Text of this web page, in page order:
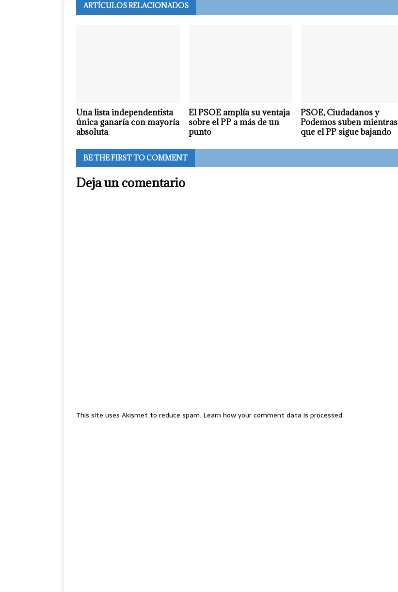
ARTÍCULOS RELACIONADOS
Una lista independentista
única ganaría con mayoría
absoluta
El PSOE amplía su ventaja
sobre el PP a más de un
punto
PSOE, Ciudadanos y
Podemos suben mientras
que el PP sigue bajando
BE THE FIRST TO COMMENT
Deja un comentario
This site uses Akismet to reduce spam. Learn how your comment data is processed.